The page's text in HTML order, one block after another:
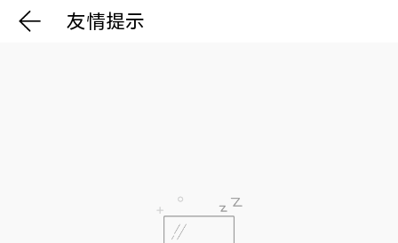
友情提示